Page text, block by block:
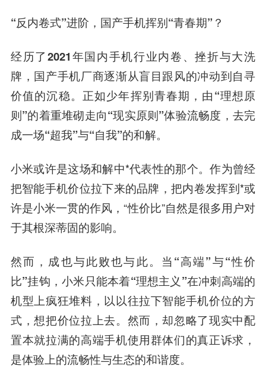
“反内卷式”进阶，国产手机挥别“青春期”？
经历了2021年国内手机行业内卷、挫折与大洗
牌，国产手机厂商逐渐从盲目跟风的冲动到自寻
价值的沉稳。正如少年挥别青春期，由“理想原
则”的着重堆砌走向“现实原则”体验流畅度，去完
成一场“超我”与“自我”的和解。
小米或许是这场和解中*代表性的那个。作为曾经
把智能手机价位拉下来的品牌，把内卷发挥到*或
许是小米一贯的作风，“性价比”自然是很多用户对
于其根深蒂固的影响。
然而，成也与此败也与此。当“高端”与“性价
比”挂钩，小米只能本着“理想主义”在冲刺高端的
机型上疯狂堆料，以以往拉下智能手机价位的方
式，想把价位拉上去。然而，却忽略了现实中配
置本就拉满的高端手机使用群体们的真正诉求，
是体验上的流畅性与生态的和谐度。